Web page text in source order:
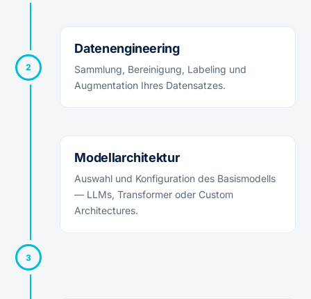
2
Datenengineering
Sammlung, Bereinigung, Labeling und
Augmentation Ihres Datensatzes.
Modellarchitektur
Auswahl und Konfiguration des Basismodells
— LLMs, Transformer oder Custom
Architectures.
3